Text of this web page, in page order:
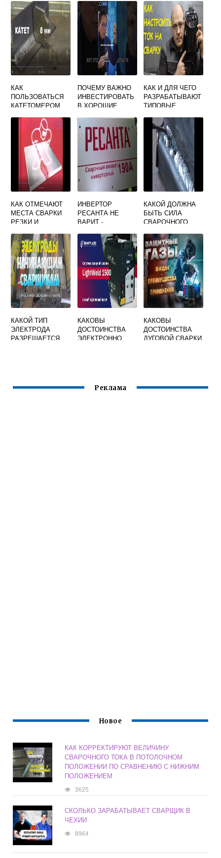
КАК
ПОЛЬЗОВАТЬСЯ
КАТЕТОМЕРОМ
ПОЧЕМУ ВАЖНО
ИНВЕСТИРОВАТЬ
В ХОРОШИЕ
КАК И ДЛЯ ЧЕГО
РАЗРАБАТЫВАЮТ
ТИПОВЫЕ
ИЕ ПРОЦЕССЫ
СВАРКИ
КАК ОТМЕЧАЮТ
МЕСТА СВАРКИ
РЕЗКИ И
ИНВЕРТОР
РЕСАНТА НЕ
ВАРИТ -
ПОЛОМОК И
РЕМОНТ
КАКОЙ ДОЛЖНА
БЫТЬ СИЛА
СВАРОЧНОГО
РУЧНОЙ ДУГОВОЙ
СВАРКИ
ПРОТЯЖЕННЫМИ
ШВАМИ В УЗЛАХ
КАКОЙ ТИП
ЭЛЕКТРОДА
РАЗРЕШАЕТСЯ
КАКОВЫ
ДОСТОИНСТВА
ЭЛЕКТРОННО
КАКОВЫ
ДОСТОИНСТВА
ДУГОВОЙ СВАРКИ
Реклама
Новое
КАК КОРРЕКТИРУЮТ ВЕЛИЧИНУ
СВАРОЧНОГО ТОКА В ПОТОЛОЧНОМ
ПОЛОЖЕНИИ ПО СРАВНЕНИЮ С НИЖНИМ
ПОЛОЖЕНИЕМ
3625
СКОЛЬКО ЗАРАБАТЫВАЕТ СВАРЩИК В
ЧЕХИИ
8964